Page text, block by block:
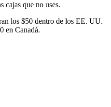
cajas que no uses.
los $50 dentro de los EE. UU.
en Canadá.